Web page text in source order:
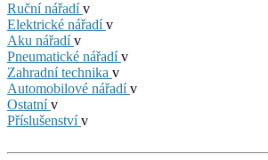
Ruční nářadív
Elektrické nářadív
Aku nářadív
Pneumatické nářadív
Zahradní technika v
Automobilové nářadív
Ostatnív
Příslušenstvív